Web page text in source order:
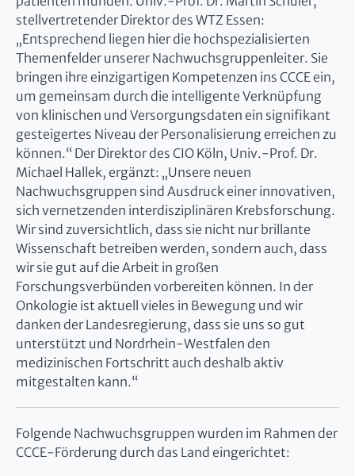
stellvertretender Direktor des WTZ Essen:
„Entsprechend liegen hier die hochspezialisierten
Themenfelder unserer Nachwuchsgruppenleiter. Sie
bringen ihre einzigartigen Kompetenzen ins CCCE ein,
um gemeinsam durch die intelligente Verknüpfung
von klinischen und Versorgungsdaten ein signifikant
gesteigertes Niveau der Personalisierung erreichen zu
können.“ Der Direktor des CIO Köln, Univ.-Prof. Dr.
Michael Hallek, ergänzt: „Unsere neuen
Nachwuchsgruppen sind Ausdruck einer innovativen,
sich vernetzenden interdisziplinären Krebsforschung.
Wir sind zuversichtlich, dass sie nicht nur brillante
Wissenschaft betreiben werden, sondern auch, dass
wir sie gut auf die Arbeit in großen
Forschungsverbünden vorbereiten können. In der
Onkologie ist aktuell vieles in Bewegung und wir
danken der Landesregierung, dass sie uns so gut
unterstützt und Nordrhein-Westfalen den
medizinischen Fortschritt auch deshalb aktiv
mitgestalten kann.“
Folgende Nachwuchsgruppen wurden im Rahmen der
CCCE-Förderung durch das Land eingerichtet: